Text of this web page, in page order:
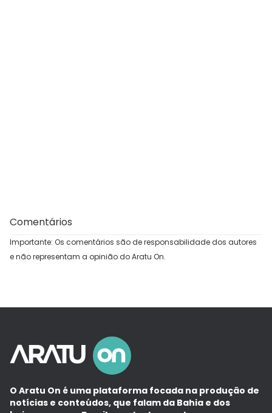
Comentários
Importante: Os comentários são de responsabilidade dos autores
e não representam a opinião do Aratu On.
O Aratu On é uma plataforma focada na produção de
notícias e conteúdos, que falam da Bahia e dos